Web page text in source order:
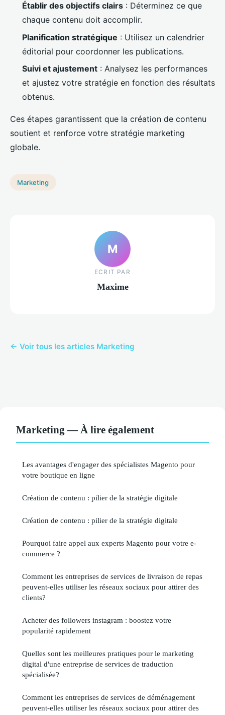
Établir des objectifs clairs : Déterminez ce que
chaque contenu doit accomplir.
Planification stratégique : Utilisez un calendrier
éditorial pour coordonner les publications.
Suivi et ajustement : Analysez les performances
et ajustez votre stratégie en fonction des résultats
obtenus.
Ces étapes garantissent que la création de contenu
soutient et renforce votre stratégie marketing
globale.
Marketing
M
ECRIT PAR
Maxime
← Voir tous les articles Marketing
Marketing — À lire également
Les avantages d'engager des spécialistes Magento pour
votre boutique en ligne
Création de contenu : pilier de la stratégie digitale
Création de contenu : pilier de la stratégie digitale
Pourquoi faire appel aux experts Magento pour votre e-
commerce ?
Comment les entreprises de services de livraison de repas
peuvent-elles utiliser les réseaux sociaux pour attirer des
clients?
Acheter des followers instagram : boostez votre
popularité rapidement
Quelles sont les meilleures pratiques pour le marketing
digital d'une entreprise de services de traduction
spécialisée?
Comment les entreprises de services de déménagement
peuvent-elles utiliser les réseaux sociaux pour attirer des